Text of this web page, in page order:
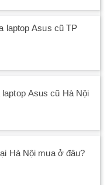
laptop Asus cũ TP
Asus cũ Hà Nội
Hà Nội mua ở đâu?